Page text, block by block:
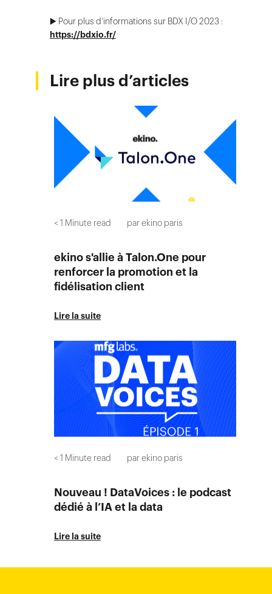
▶️ Pour plus d’informations sur BDX I/O 2023 :
https://bdxio.fr/
Lire plus d’articles
< 1 Minute read parekino paris
ekino s'allie à Talon.One pour
renforcer la promotion et la
fidélisation client
Lire la suite
< 1 Minute read parekino paris
Nouveau ! DataVoices : le podcast
dédié à l’IA et la data
Lire la suite